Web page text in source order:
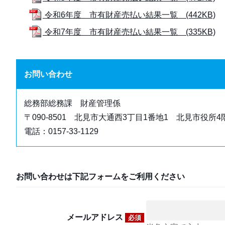
令和6年度 市有財産売払い結果一覧 (442KB)
令和7年度 市有財産売払い結果一覧 (335KB)
お問い合わせ
総務部総務課 財産管理係
〒090-8501 北見市大通西3丁目1番地1 北見市役所4
電話：0157-33-1129
お問い合わせは下記フォームをご利用ください
メールアドレス 必須